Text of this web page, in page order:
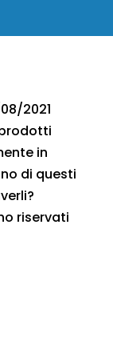
2021
in
di questi
riservati